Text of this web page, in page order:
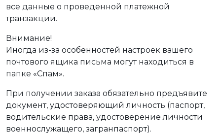
все данные о проведенной платежной
транзакции.
Внимание!
Иногда из-за особенностей настроек вашего
почтового ящика письма могут находиться в
папке «Спам».
При получении заказа обязательно предъявите
документ, удостоверяющий личность (паспорт,
водительские права, удостоверение личности
военнослужащего, загранпаспорт).